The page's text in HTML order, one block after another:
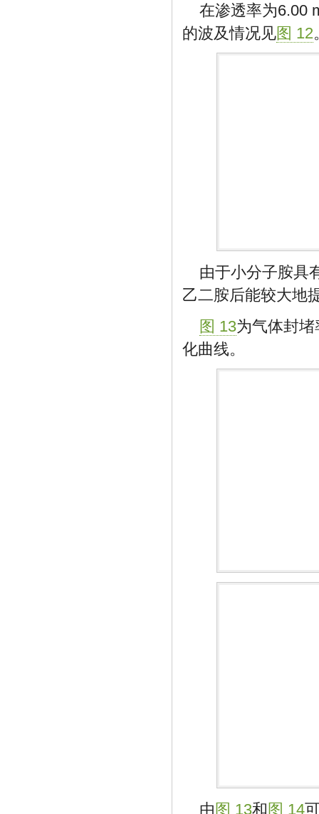
在渗透率为6.00
的波及情况见图 12
由于小分子胺具
乙二胺后能较大地
图 13为气体封
化曲线。
由 图 13和 图 14